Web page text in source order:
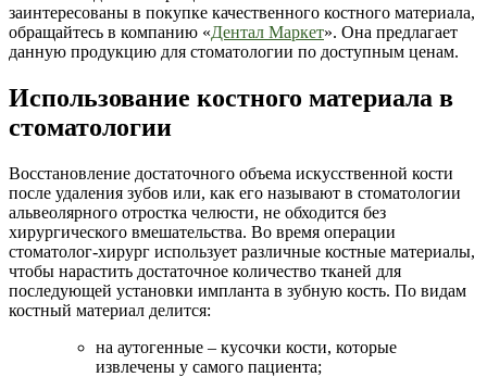
заинтересованы в покупке качественного костного материала,
обращайтесь в компанию «Дентал Маркет». Она предлагает
данную продукцию для стоматологии по доступным ценам.
Использование костного материала в
стоматологии
Восстановление достаточного объема искусственной кости
после удаления зубов или, как его называют в стоматологии
альвеолярного отростка челюсти, не обходится без
хирургического вмешательства. Во время операции
стоматолог-хирург использует различные костные материалы,
чтобы нарастить достаточное количество тканей для
последующей установки импланта в зубную кость. По видам
костный материал делится:
на аутогенные – кусочки кости, которые
извлечены у самого пациента;